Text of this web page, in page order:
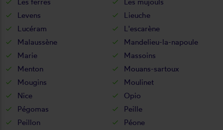
Levens
Lieuche
Lucéram
L'escarène
Malaussène
Mandelieu-la-napoule
Marie
Massoins
Menton
Mouans-sartoux
Mougins
Moulinet
Nice
Opio
Pégomas
Peille
Peillon
Péone